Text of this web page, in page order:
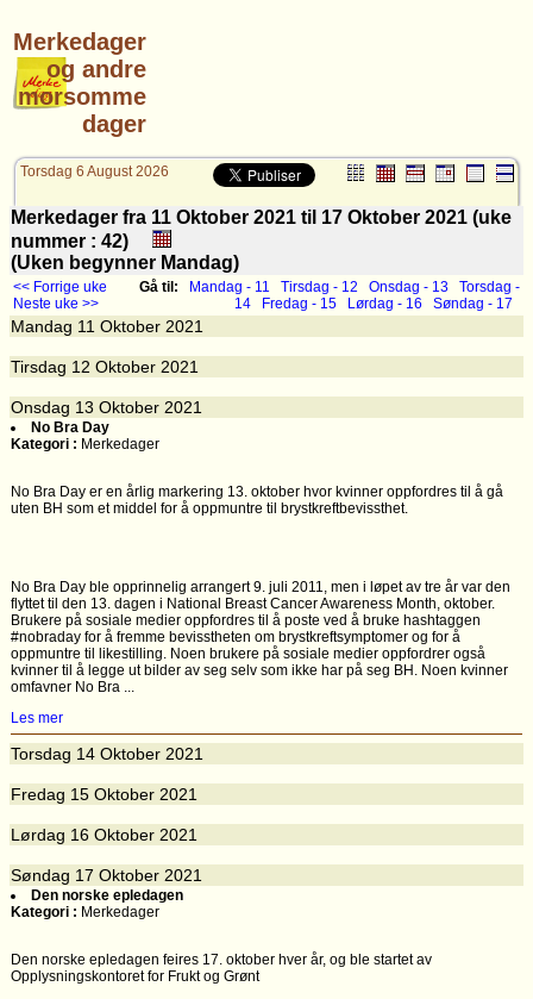
Merkedager
og andre
morsomme
dager
Torsdag 6 August 2026
Merkedager fra 11 Oktober 2021 til 17 Oktober 2021 (uke
nummer : 42)
(Uken begynner Mandag)
<< Forrige uke
Neste uke >>
Gå til: Mandag - 11 Tirsdag - 12 Onsdag - 13
Torsdag -
14
Fredag - 15 Lørdag - 16 Søndag - 17
Mandag 11 Oktober 2021
Tirsdag 12 Oktober 2021
Onsdag 13 Oktober 2021
No Bra Day
Kategori : Merkedager
No Bra Day er en årlig markering 13. oktober hvor kvinner oppfordres til å gå
uten BH som et middel for å oppmuntre til brystkreftbevissthet.
No Bra Day ble opprinnelig arrangert 9. juli 2011, men i løpet av tre år var den
flyttet til den 13. dagen i National Breast Cancer Awareness Month, oktober.
Brukere på sosiale medier oppfordres til å poste ved å bruke hashtaggen
#nobraday for å fremme bevisstheten om brystkreftsymptomer og for å
oppmuntre til likestilling. Noen brukere på sosiale medier oppfordrer også
kvinner til å legge ut bilder av seg selv som ikke har på seg BH. Noen kvinner
omfavner No Bra ...
Les mer
Torsdag 14 Oktober 2021
Fredag 15 Oktober 2021
Lørdag 16 Oktober 2021
Søndag 17 Oktober 2021
Den norske epledagen
Kategori : Merkedager
Den norske epledagen feires 17. oktober hver år, og ble startet av
Opplysningskontoret for Frukt og Grønt